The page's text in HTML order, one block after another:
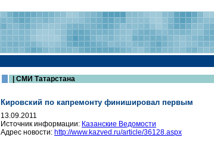
| СМИ Татарстана
Кировский по капремонту финишировал первым
13.09.2011
Источник информации: Казанские Ведомости
Адрес новости: http://www.kazved.ru/article/36128.aspx